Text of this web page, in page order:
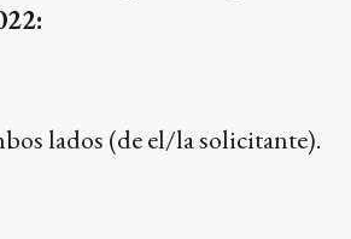
lados (de el/la solicitante).